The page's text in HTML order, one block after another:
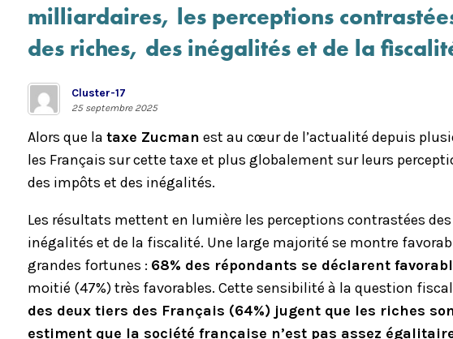
milliardaires, les perceptions
des riches, des inégalités et de la
Cluster-17
25 septembre 2025
Alors que la taxe Zucman est au cœur de l’actualité depuis
les Français sur cette taxe et plus globalement sur leurs
des impôts et des inégalités.
Les résultats mettent en lumière les perceptions contrastées des
inégalités et de la fiscalité. Une large majorité se montre
grandes fortunes : 68% des répondants se déclarent
moitié (47%) très favorables. Cette sensibilité à la question
des deux tiers des Français (64%) jugent que les riches
estiment que la société française n’est pas assez